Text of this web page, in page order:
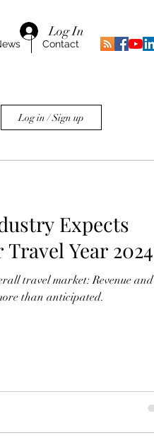
Log In
Contact
Log in / Sign up
Expects
Year 2024
travel market: Revenue and
than anticipated.